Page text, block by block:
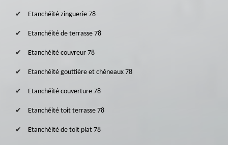
Etanchéité zinguerie 78
Etanchéité de terrasse 78
Etanchéité couvreur 78
Etanchéité gouttière et chéneaux 78
Etanchéité couverture 78
Etanchéité toit terrasse 78
Etanchéité de toit plat 78